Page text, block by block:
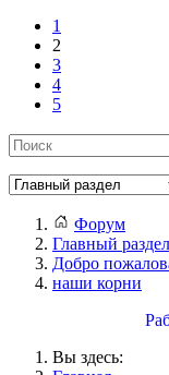
1
2
3
4
5
Форум
Главный раздел
Добро
наши корни
Вы здесь: